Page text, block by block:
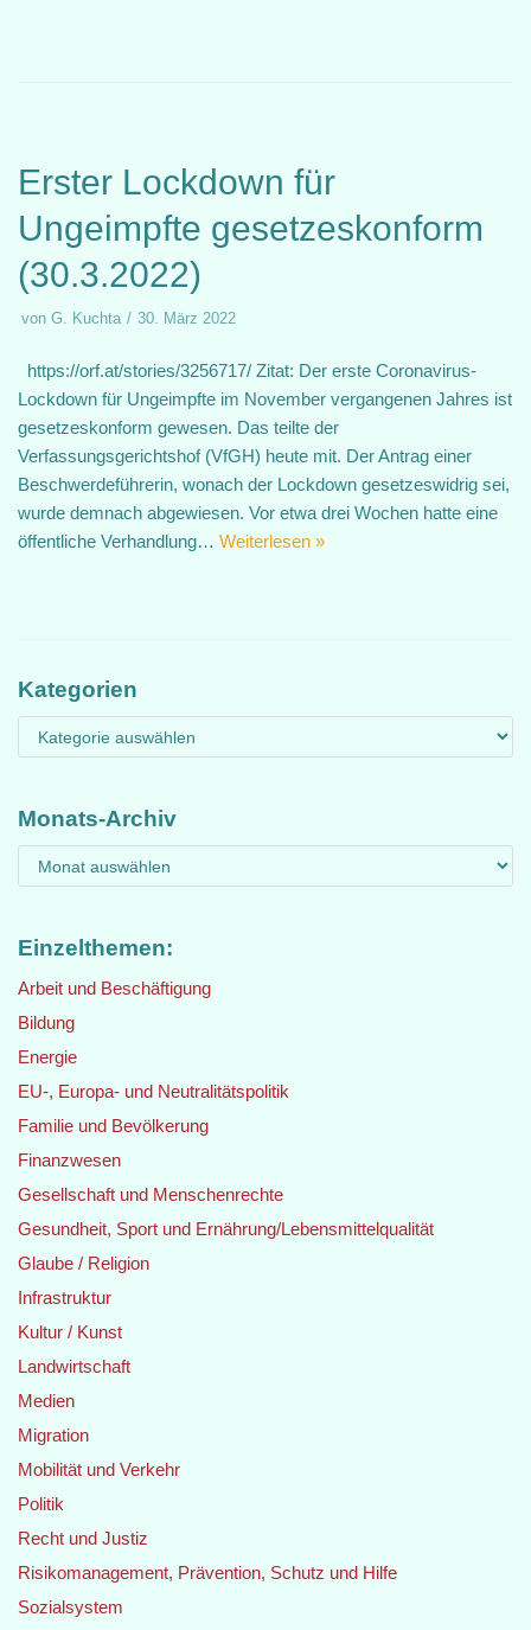
Erster Lockdown für
Ungeimpfte gesetzeskonform
(30.3.2022)
von G. Kuchta 30. März 2022
https://orf.at/stories/3256717/ Zitat: Der erste Coronavirus-
Lockdown für Ungeimpfte im November vergangenen Jahres ist
gesetzeskonform gewesen. Das teilte der
Verfassungsgerichtshof (VfGH) heute mit. Der Antrag einer
Beschwerdeführerin, wonach der Lockdown gesetzeswidrig sei,
wurde demnach abgewiesen. Vor etwa drei Wochen hatte eine
öffentliche Verhandlung… Weiterlesen »
Kategorien
Monats-Archiv
Einzelthemen:
Arbeit und Beschäftigung
Bildung
Energie
EU-, Europa- und Neutralitätspolitik
Familie und Bevölkerung
Finanzwesen
Gesellschaft und Menschenrechte
Gesundheit, Sport und Ernährung/Lebensmittelqualität
Glaube / Religion
Infrastruktur
Kultur / Kunst
Landwirtschaft
Medien
Migration
Mobilität und Verkehr
Politik
Recht und Justiz
Risikomanagement, Prävention, Schutz und Hilfe
Sozialsystem